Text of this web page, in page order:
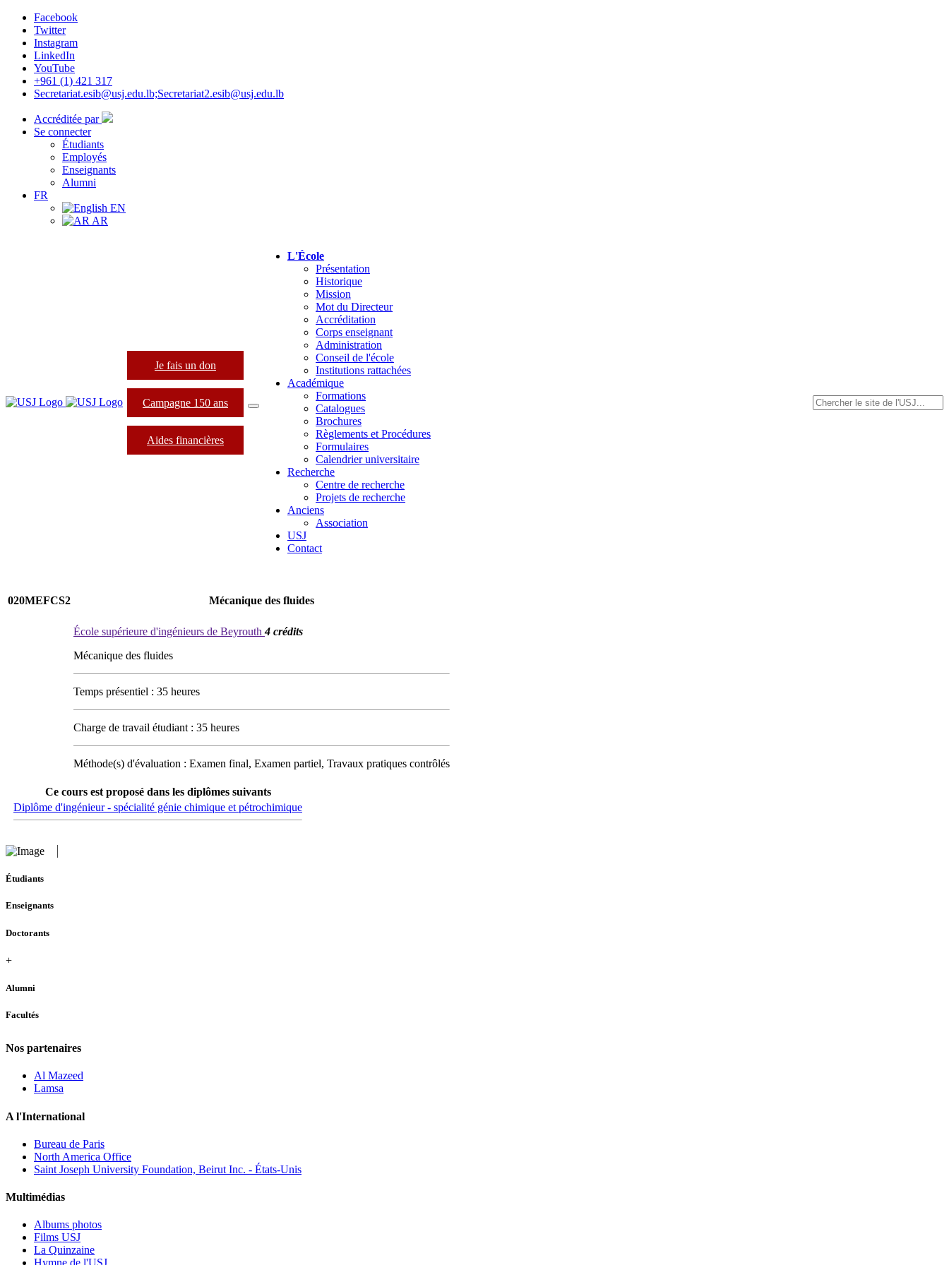
Facebook
Twitter
Instagram
LinkedIn
YouTube
+961 (1) 421 317
Secretariat.esib@usj.edu.lb;Secretariat2.esib@usj.edu.lb
Accréditée par
Se connecter
Étudiants
Employés
Enseignants
Alumni
FR
EN
AR
Je fais un don
Campagne 150 ans
Aides financières
L'École
Présentation
Historique
Mission
Mot du Directeur
Accréditation
Corps enseignant
Administration
Conseil de l'école
Institutions rattachées
Académique
Formations
Catalogues
Brochures
Règlements et Procédures
Formulaires
Calendrier universitaire
Recherche
Centre de recherche
Projets de recherche
Anciens
Association
USJ
Contact
020MEFCS2 Mécanique des fluides
École supérieure d'ingénieurs de Beyrouth4 crédits
Mécanique des fluides
Temps présentiel : 35 heures
Charge de travail étudiant : 35 heures
Méthode(s) d'évaluation : Examen final, Examen partiel, Travaux pratiques contrôlés
Ce cours est proposé dans les diplômes suivants
Diplôme d'ingénieur - spécialité génie chimique et pétrochimique
Étudiants
Enseignants
Doctorants
+
Alumni
Facultés
Nos partenaires
Al Mazeed
Lamsa
A l'International
Bureau de Paris
North America Office
Saint Joseph University Foundation, Beirut Inc. - États-Unis
Multimédias
Albums photos
Films USJ
La Quinzaine